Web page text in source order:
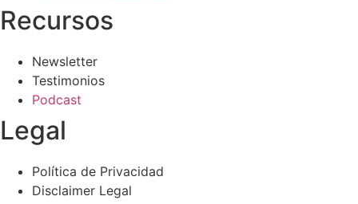
Recursos
Newsletter
Testimonios
Podcast
Legal
Política de Privacidad
Disclaimer Legal